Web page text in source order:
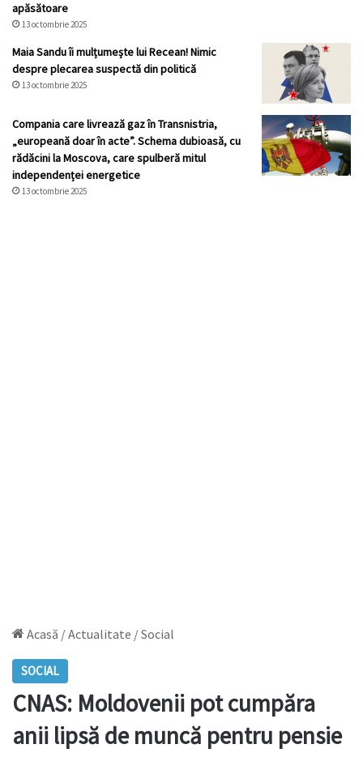
apăsătoare
13 octombrie 2025
Maia Sandu îi mulțumește lui Recean! Nimic
despre plecarea suspectă din politică
13 octombrie 2025
Compania care livrează gaz în Transnistria,
„europeană doar în acte”. Schema dubioasă, cu
rădăcini la Moscova, care spulberă mitul
independenței energetice
13 octombrie 2025